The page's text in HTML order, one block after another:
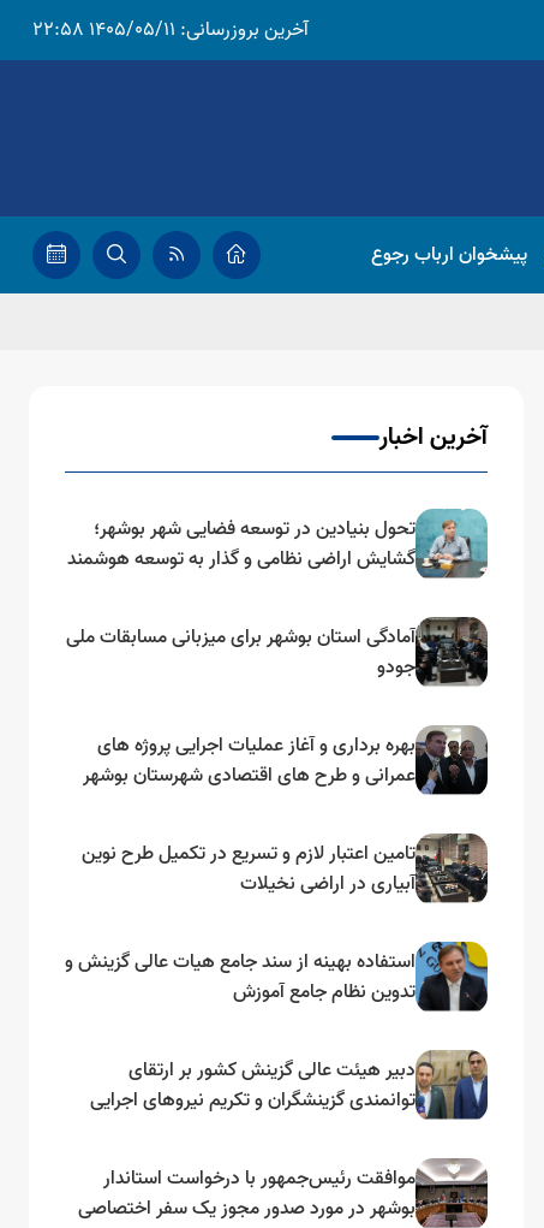
آخرین بروزرسانی: 1405/05/11 22:58
پیشخوان ارباب رجوع
آخرین اخبار
تحول بنیادین در توسعه فضایی شهر بوشهر؛
گشایش اراضی نظامی و گذار به توسعه هوشمند
آمادگی استان بوشهر برای میزبانی مسابقات ملی
جودو
بهره برداری و آغاز عملیات اجرایی پروژه های
عمرانی و طرح های اقتصادی شهرستان بوشهر
تامین اعتبار لازم و تسریع در تکمیل طرح نوین
آبیاری در اراضی نخیلات
استفاده بهینه از سند جامع هیات عالی گزینش و‌
تدوین نظام جامع آموزش
دبیر هیئت عالی گزینش کشور بر ارتقای
توانمندی گزینشگران و تکریم نیروهای اجرایی
موافقت رئیس‌جمهور با درخواست استاندار
بوشهر در مورد صدور مجوز یک سفر اختصاصی